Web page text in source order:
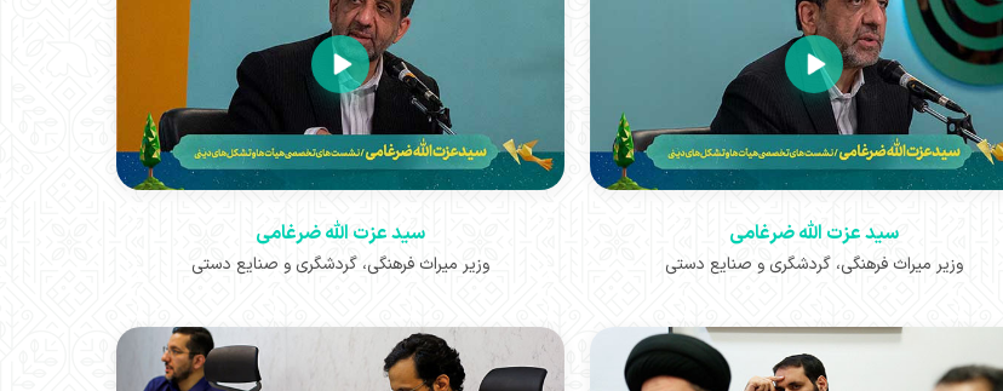
سید عزت الله ضرغامی
وزیر ‏‏میراث فرهنگی، گردشگری و صنایع دستی
سید عزت الله ضرغامی
وزیر ‏‏میراث فرهنگی، گردشگری و صنایع دستی